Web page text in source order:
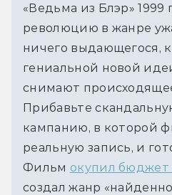
«Ведьма из Блэр» 1999
революцию в жанре
ничего выдающегося,
гениальной новой
снимают
Прибавьте
кампанию, в которой
реальную запись, и
Фильм окупил бюджет
создал жанр